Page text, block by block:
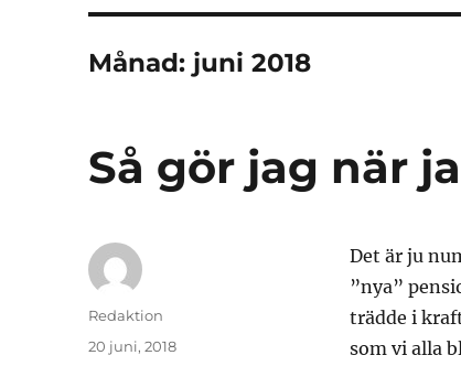
Månad: juni 2018
Så gör jag när
Det är ju
”nya”
trädde i
som vi alla
Författare
Redaktion
Publicerat
20 juni, 2018